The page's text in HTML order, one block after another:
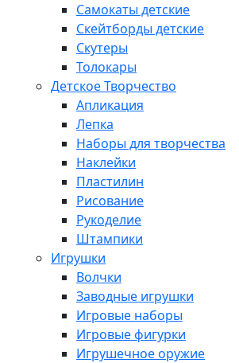
Самокаты детские
Скейтборды детские
Скутеры
Толокары
Детское Творчество
Апликация
Лепка
Наборы для творчества
Наклейки
Пластилин
Рисование
Рукоделие
Штампики
Игрушки
Волчки
Заводные игрушки
Игровые наборы
Игровые фигурки
Игрушечное оружие